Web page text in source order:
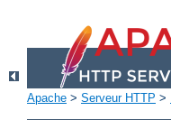
Apache > Serveur HTTP >